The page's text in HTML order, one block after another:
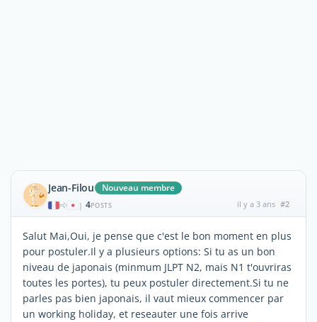
Jean-Filou Nouveau membre
| 4POSTS il y a 3 ans #2
Salut Mai,Oui, je pense que c'est le bon moment en plus
pour postuler.Il y a plusieurs options: Si tu as un bon
niveau de japonais (minmum JLPT N2, mais N1 t'ouvriras
toutes les portes), tu peux postuler directement.Si tu ne
parles pas bien japonais, il vaut mieux commencer par
un working holiday, et reseauter une fois arrive